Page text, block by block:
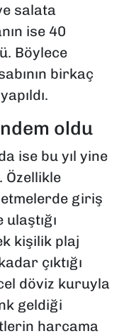
salata
ise 40
Böylece
birkaç
oldu
ise bu yıl yine
Özellikle
giriş
kişilik plaj
çıktığı
döviz kuruyla
geldiği
harcama